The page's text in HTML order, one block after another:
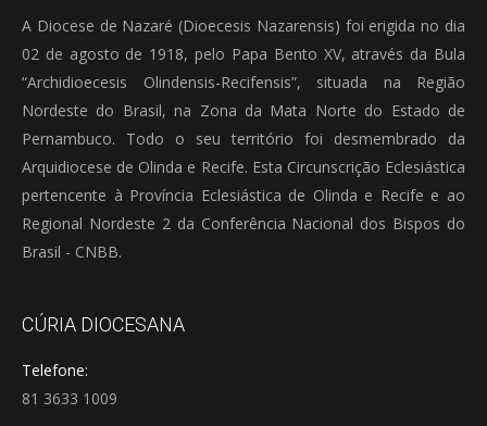
A Diocese de Nazaré (Dioecesis Nazarensis) foi erigida no dia
02 de agosto de 1918, pelo Papa Bento XV, através da Bula
“Archidioecesis Olindensis-Recifensis”, situada na Região
Nordeste do Brasil, na Zona da Mata Norte do Estado de
Pernambuco. Todo o seu território foi desmembrado da
Arquidiocese de Olinda e Recife. Esta Circunscrição Eclesiástica
pertencente à Província Eclesiástica de Olinda e Recife e ao
Regional Nordeste 2 da Conferência Nacional dos Bispos do
Brasil - CNBB.
CÚRIA DIOCESANA
Telefone:
81 3633 1009